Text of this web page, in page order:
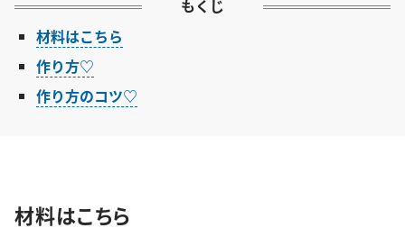
もくじ
材料はこちら
作り方♡
作り方のコツ♡
材料はこちら